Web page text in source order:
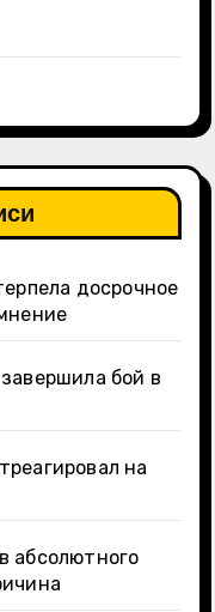
досрочное
бой в
на
абсолютного